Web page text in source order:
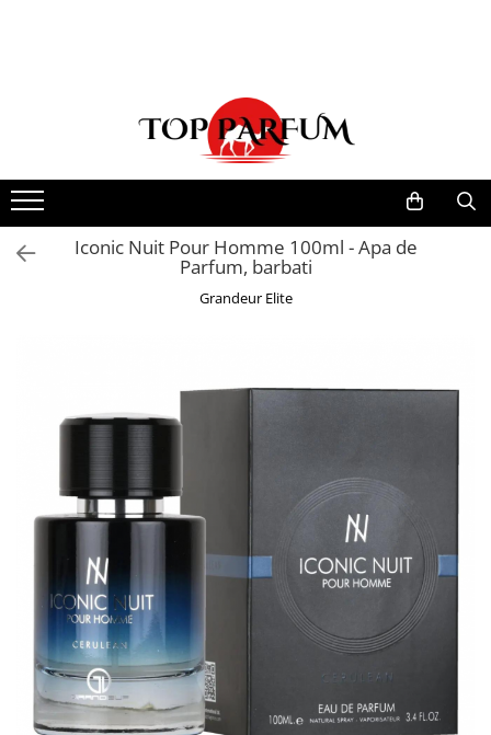
Pachete FEMEI
Pachete BARBATI
Pachete EL si EA
Tipuri Parfumuri
Parfumuri Condimentate
Parfumuri Dulci
Parfumuri Fresh
Parfumuri Florale
Parfumuri Fructate
Parfumuri Lemnoase
Parfumuri Persistente
Iconic Nuit Pour Homme 100ml - Apa de
Parfum, barbati
Grandeur Elite